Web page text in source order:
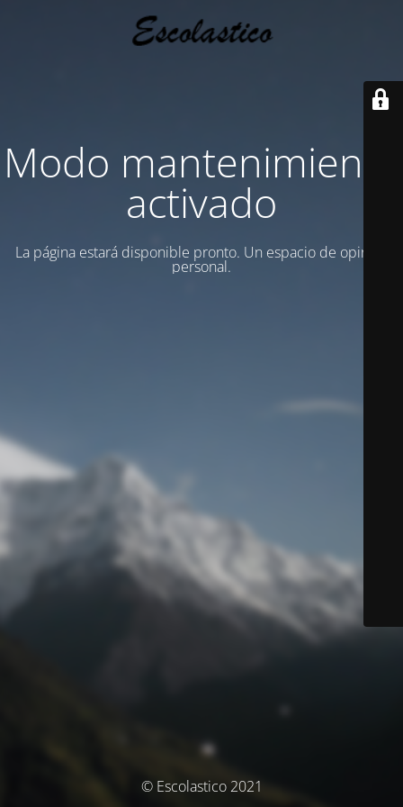
Modo mantenimiento
activado
La página estará disponible pronto. Un espacio de opinion
personal.
© Escolastico 2021